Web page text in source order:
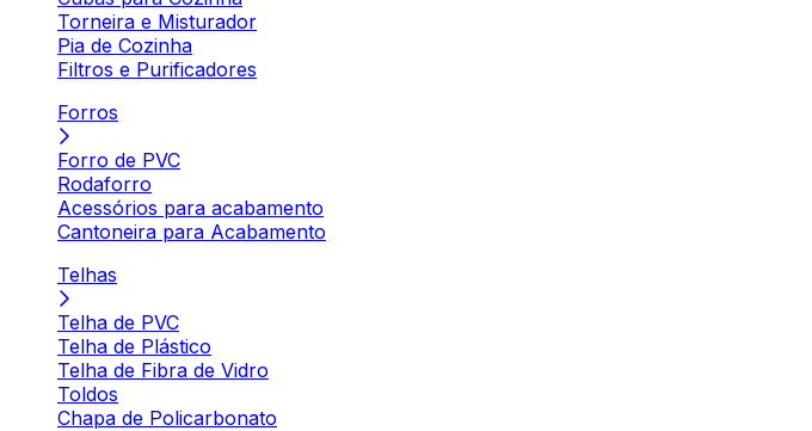
Torneira e Misturador
Pia de Cozinha
Filtros e Purificadores
Forros
Forro de PVC
Rodaforro
Acessórios para acabamento
Cantoneira para Acabamento
Telhas
Telha de PVC
Telha de Plástico
Telha de Fibra de Vidro
Toldos
Chapa de Policarbonato